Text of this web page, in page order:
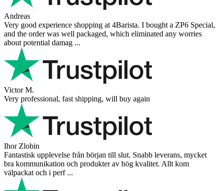
Andreas
Very good experience shopping at 4Barista. I bought a ZP6 Special,
and the order was well packaged, which eliminated any worries
about potential damag ...
Victor M.
Very professional, fast shipping, will buy again
Ihor Zlobin
Fantastisk upplevelse från början till slut. Snabb leverans, mycket
bra kommunikation och produkter av hög kvalitet. Allt kom
välpackat och i perf ...